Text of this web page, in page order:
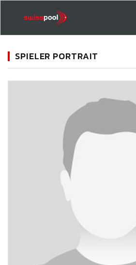
SPIELER PORTRAIT